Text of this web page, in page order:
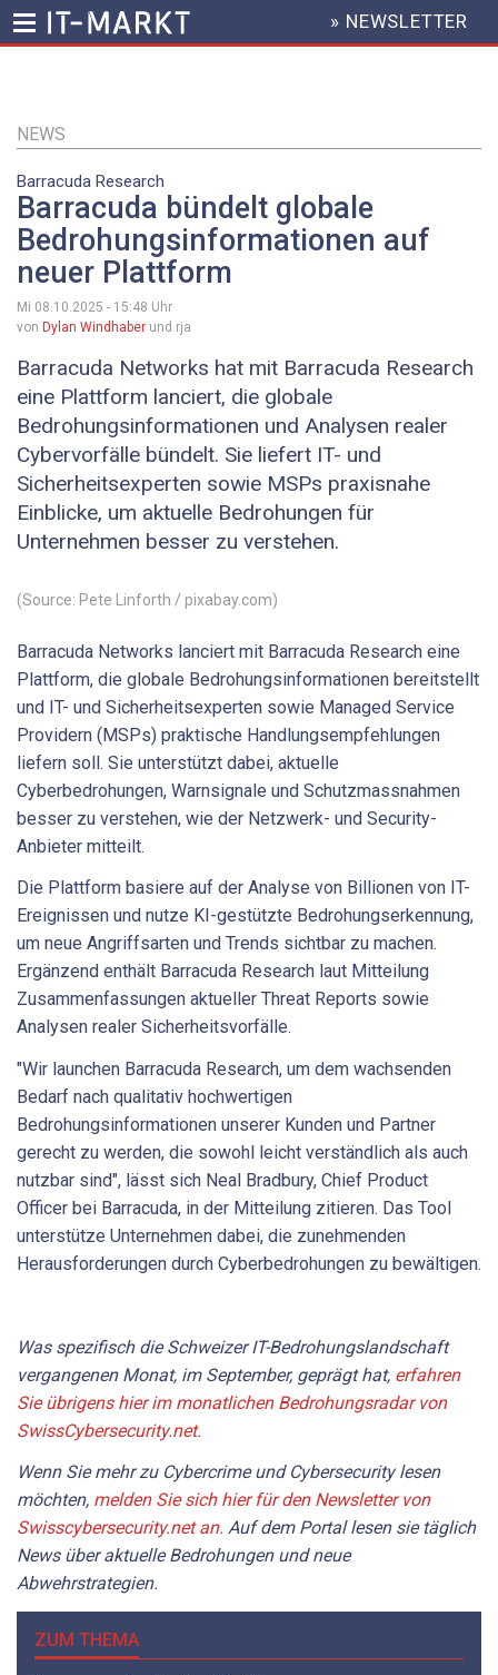
Inhalt
HEADER
MENU
» NEWSLETTER
NEWS
Barracuda Research
Barracuda bündelt globale
Bedrohungsinformationen auf
neuer Plattform
Mi 08.10.2025 - 15:48 Uhr
von Dylan Windhaber und rja
Barracuda Networks hat mit Barracuda Research
eine Plattform lanciert, die globale
Bedrohungsinformationen und Analysen realer
Cybervorfälle bündelt. Sie liefert IT- und
Sicherheitsexperten sowie MSPs praxisnahe
Einblicke, um aktuelle Bedrohungen für
Unternehmen besser zu verstehen.
(Source: Pete Linforth / pixabay.com)
Barracuda Networks lanciert mit Barracuda Research eine
Plattform, die globale Bedrohungsinformationen bereitstellt
und IT- und Sicherheitsexperten sowie Managed Service
Providern (MSPs) praktische Handlungsempfehlungen
liefern soll. Sie unterstützt dabei, aktuelle
Cyberbedrohungen, Warnsignale und Schutzmassnahmen
besser zu verstehen, wie der Netzwerk- und Security-
Anbieter mitteilt.
Die Plattform basiere auf der Analyse von Billionen von IT-
Ereignissen und nutze KI-gestützte Bedrohungserkennung,
um neue Angriffsarten und Trends sichtbar zu machen.
Ergänzend enthält Barracuda Research laut Mitteilung
Zusammenfassungen aktueller Threat Reports sowie
Analysen realer Sicherheitsvorfälle.
"Wir launchen Barracuda Research, um dem wachsenden
Bedarf nach qualitativ hochwertigen
Bedrohungsinformationen unserer Kunden und Partner
gerecht zu werden, die sowohl leicht verständlich als auch
nutzbar sind", lässt sich Neal Bradbury, Chief Product
Officer bei Barracuda, in der Mitteilung zitieren. Das Tool
unterstütze Unternehmen dabei, die zunehmenden
Herausforderungen durch Cyberbedrohungen zu bewältigen.
Was spezifisch die Schweizer IT-Bedrohungslandschaft
vergangenen Monat, im September, geprägt hat, erfahren
Sie übrigens hier im monatlichen Bedrohungsradar von
SwissCybersecurity.net.
Wenn Sie mehr zu Cybercrime und Cybersecurity lesen
möchten, melden Sie sich hier für den Newsletter von
Swisscybersecurity.net an. Auf dem Portallesen sie täglich
News über aktuelle Bedrohungen und neue
Abwehrstrategien.
ZUM THEMA